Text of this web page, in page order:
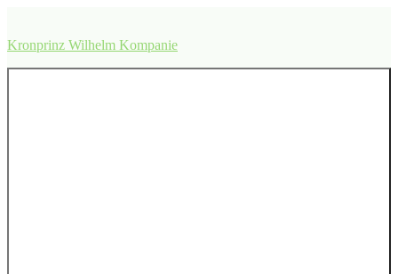
springen
Kronprinz Wilhelm Kompanie